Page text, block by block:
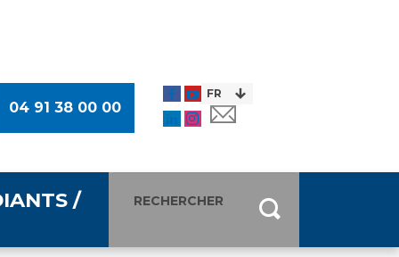
04 91 38 00 00
/